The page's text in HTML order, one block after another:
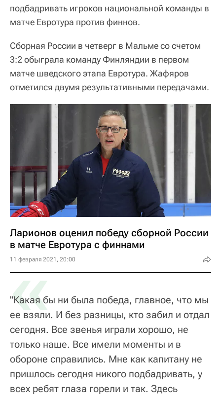
подбадривать игроков национальной команды в
матче Евротура против финнов.
Сборная России в четверг в Мальме со счетом
3:2 обыграла команду Финляндии в первом
матче шведского этапа Евротура. Жафяров
отметился двумя результативными передачами.
Ларионов оценил победу сборной России
в матче Евротура с финнами
11 февраля 2021, 20:00
«
"Какая бы ни была победа, главное, что мы
ее взяли. И без разницы, кто забил и отдал
сегодня. Все звенья играли хорошо, не
только наше. Все имели моменты и в
обороне справились. Мне как капитану не
пришлось сегодня никого подбадривать, у
всех ребят глаза горели и так. Здесь